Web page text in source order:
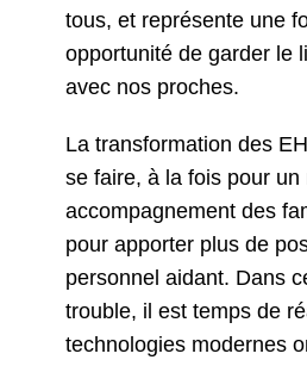
tous, et représente une
opportunité de garder le
avec nos proches.
La transformation des
se faire, à la fois pour un
accompagnement des
pour apporter plus de
personnel aidant. Dans
trouble, il est temps de
technologies modernes